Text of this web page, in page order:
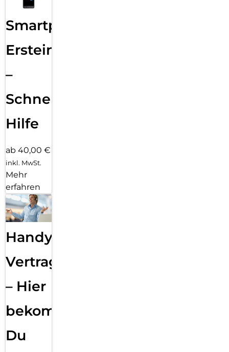
Smartphone
Ersteinrichtung
–
Schnelle
Hilfe
ab 40,00 €
inkl. MwSt.
Mehr
erfahren
Handy
Vertragsabwicklung
– Hier
bekommst
Du